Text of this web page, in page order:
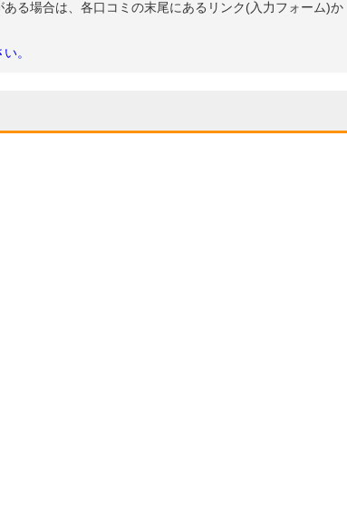
る場合は、各口コミの末尾にあるリンク(入力フォーム)か
。